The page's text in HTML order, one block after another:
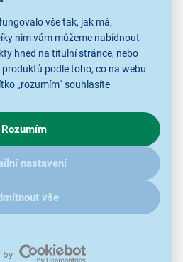
vše tak, jak má,
nim vám můžeme nabídnout
hned na titulní stránce, nebo
podle toho, co na webu
„rozumím“ souhlasíte
cílených reklam. Pokud vás
a dalšími údaji pracujeme,
Rozumím
nastavení
vše
Mbappého
a nápisem Mbappé
podpisem a statistikami
fotbalu